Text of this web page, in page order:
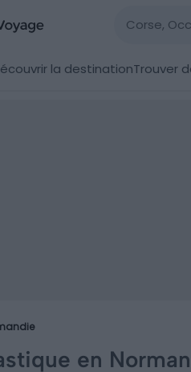
la destinationTrouver
en